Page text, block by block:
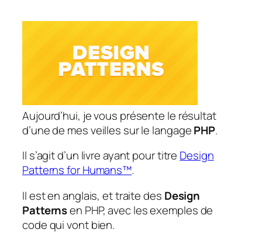
Aujourd’hui, je vous présente le résultat
d’une de mes veilles sur le langagePHP.
Il s’agit d’un livre ayant pour titre Design
Patterns for Humans™.
Il est en anglais, et traite des Design
Patternsen PHP, avec les exemples de
code qui vont bien.